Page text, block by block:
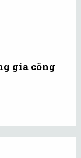
gia công